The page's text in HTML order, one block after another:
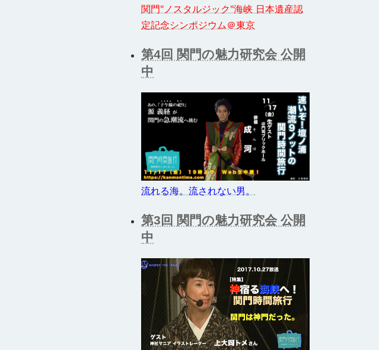
関門"ノスタルジック"海峡 日本遺産認
定記念シンポジウム＠東京
第4回 関門の魅力研究会 公開
中
流れる海。流されない男。
第3回 関門の魅力研究会 公開
中